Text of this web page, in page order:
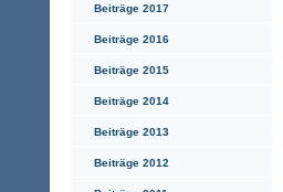
Beiträge 2017
Beiträge 2016
Beiträge 2015
Beiträge 2014
Beiträge 2013
Beiträge 2012